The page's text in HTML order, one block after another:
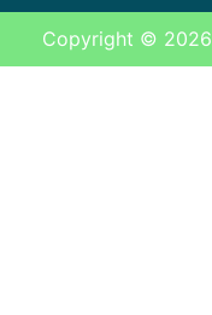
Copyright © 2026